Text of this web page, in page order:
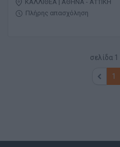
ΚΑΛΛΙΘΕΑ | ΑΘΗΝΑ - ΑΤΤΙΚΗ
Πλήρης απασχόληση
σελίδα 1
1